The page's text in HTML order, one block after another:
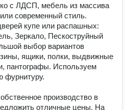
с ЛДСП, мебель из массива
современный стиль.
купе или распашных:
Зеркало, Пескоструйный
выбор вариантов
ящики, полки, выдвижные
пантографы. Используем
фурнитуру.
производство в
отличные цены. На